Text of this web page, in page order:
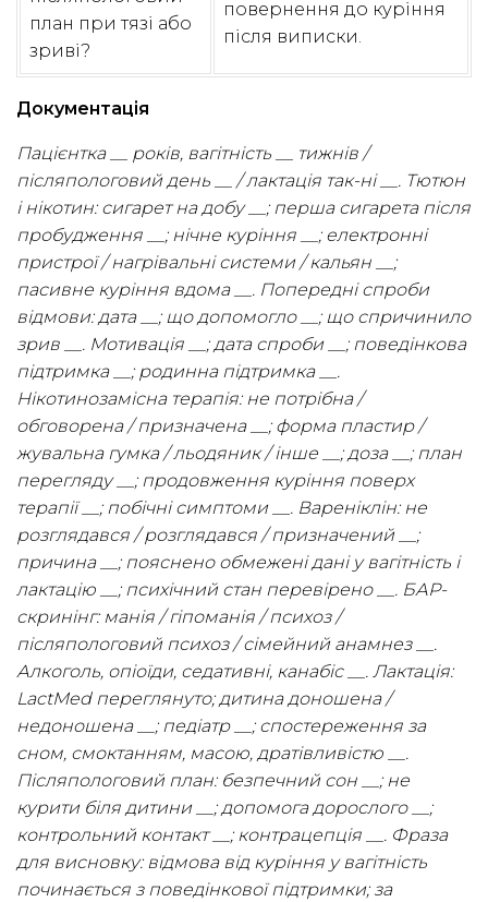
план при тязі або
зриві?
повернення до куріння
після виписки.
Документація
Пацієнтка __ років, вагітність __ тижнів /
післяпологовий день __ / лактація так-ні __. Тютюн
і нікотин: сигарет на добу __; перша сигарета після
пробудження __; нічне куріння __; електронні
пристрої / нагрівальні системи / кальян __;
пасивне куріння вдома __. Попередні спроби
відмови: дата __; що допомогло __; що спричинило
зрив __. Мотивація __; дата спроби __; поведінкова
підтримка __; родинна підтримка __.
Нікотинозамісна терапія: не потрібна /
обговорена / призначена __; форма пластир /
жувальна гумка / льодяник / інше __; доза __; план
перегляду __; продовження куріння поверх
терапії __; побічні симптоми __. Вареніклін: не
розглядався / розглядався / призначений __;
причина __; пояснено обмежені дані у вагітність і
лактацію __; психічний стан перевірено __. БАР-
скринінг: манія / гіпоманія / психоз /
післяпологовий психоз / сімейний анамнез __.
Алкоголь, опіоїди, седативні, канабіс __. Лактація:
LactMed переглянуто; дитина доношена /
недоношена __; педіатр __; спостереження за
сном, смоктанням, масою, дратівливістю __.
Післяпологовий план: безпечний сон __; не
курити біля дитини __; допомога дорослого __;
контрольний контакт __; контрацепція __. Фраза
для висновку: відмова від куріння у вагітність
починається з поведінкової підтримки; за